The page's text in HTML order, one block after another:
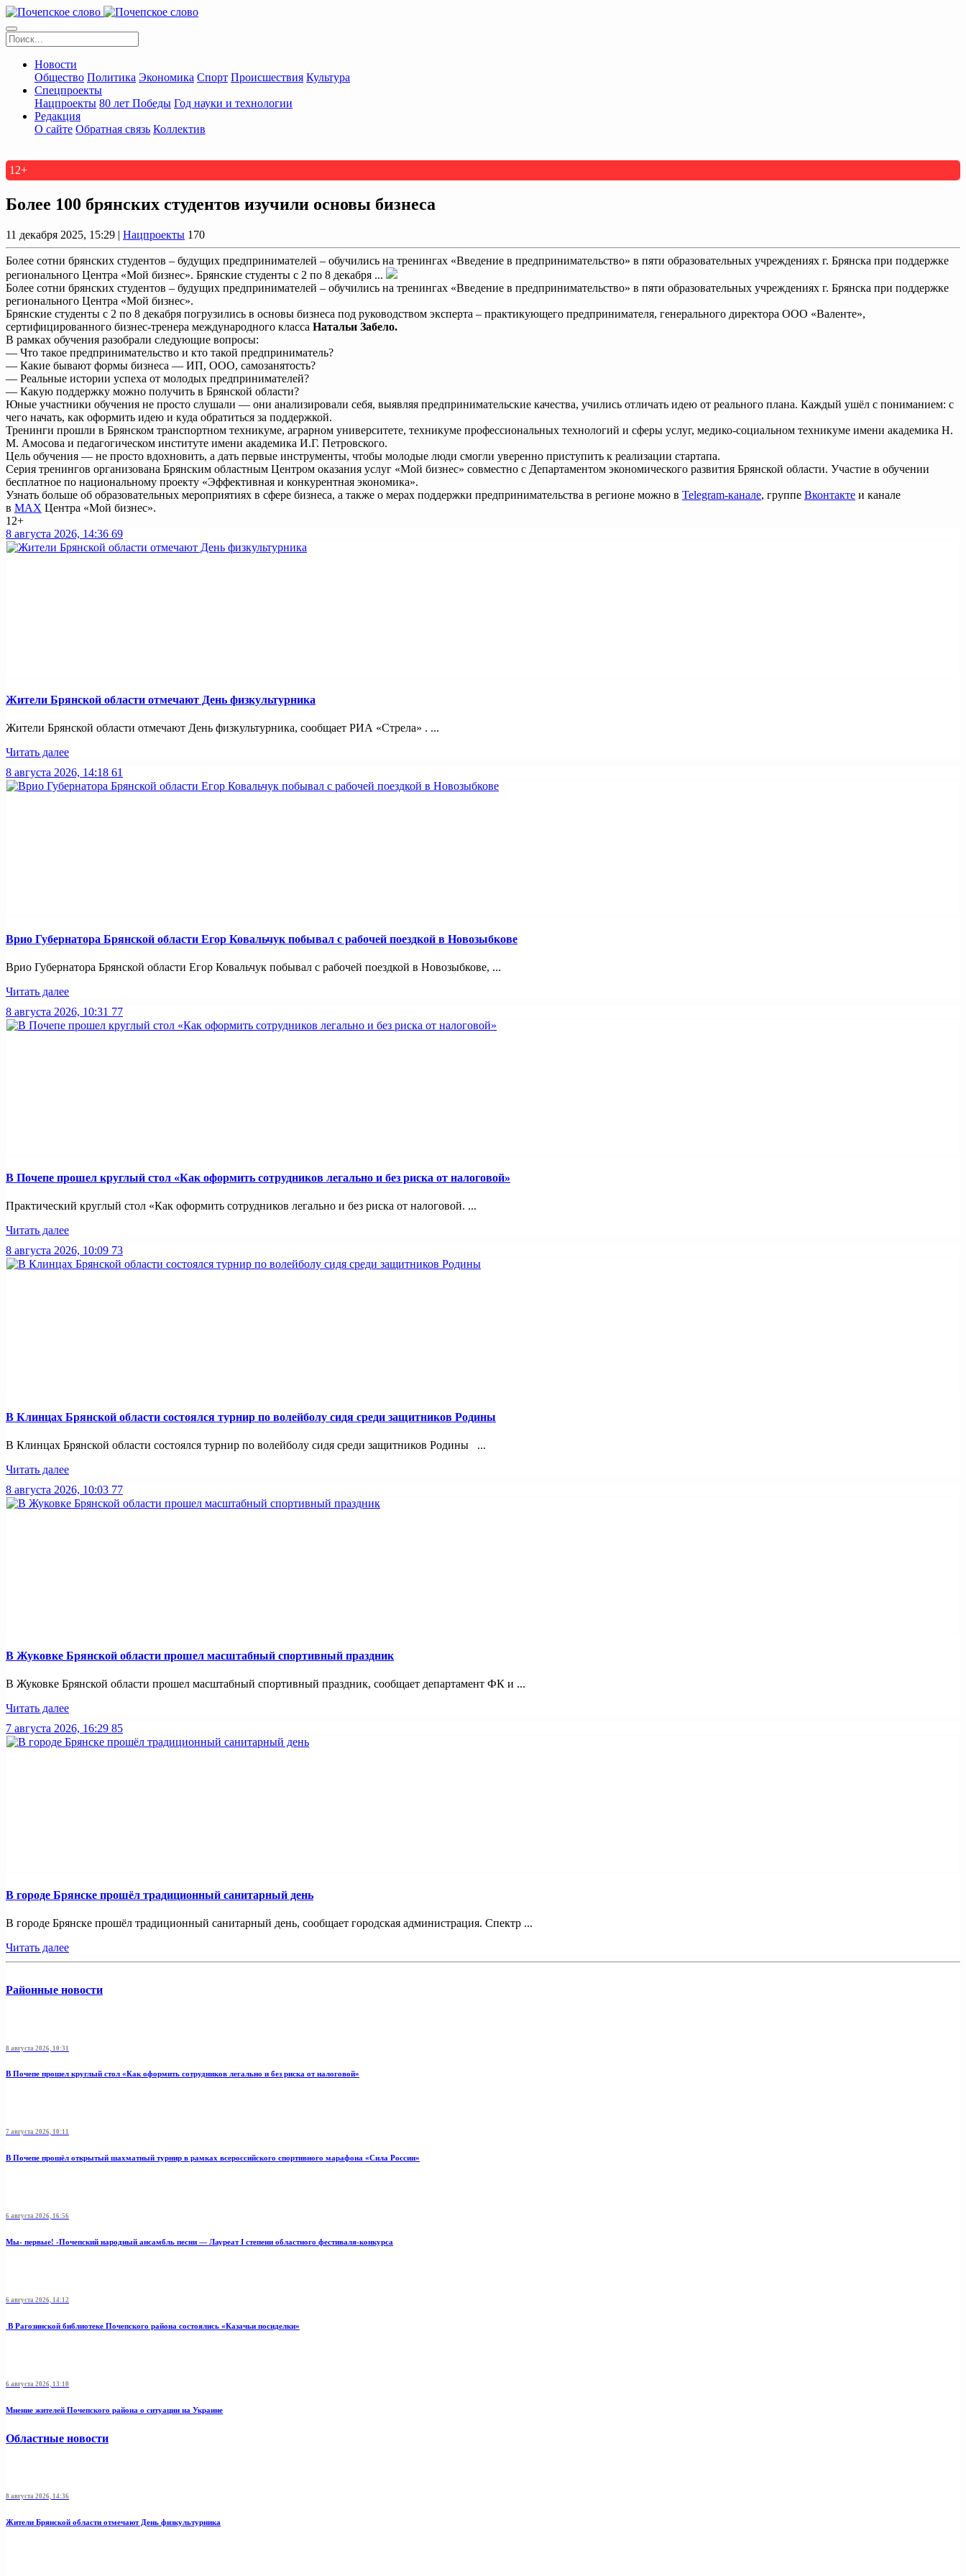
Новости
Общество Политика Экономика Спорт Происшествия Культура
Спецпроекты
Нацпроекты 80 лет Победы Год науки и технологии
Редакция
О сайте Обратная связь Коллектив
12+
Более 100 брянских студентов изучили основы бизнеса
11 декабря 2025, 15:29 | Нацпроекты 170
Более сотни брянских студентов – будущих предпринимателей – обучились на тренингах «Введение в предпринимательство» в пяти образовательных учреждениях г. Брянска при поддержке
регионального Центра «Мой бизнес». Брянские студенты с 2 по 8 декабря ...
Более сотни брянских студентов – будущих предпринимателей – обучились на тренингах «Введение в предпринимательство» в пяти образовательных учреждениях г. Брянска при поддержке
регионального Центра «Мой бизнес».
Брянские студенты с 2 по 8 декабря погрузились в основы бизнеса под руководством эксперта – практикующего предпринимателя, генерального директора ООО «Валенте»,
сертифицированного бизнес-тренера международного класса Натальи Забело.
В рамках обучения разобрали следующие вопросы:
— Что такое предпринимательство и кто такой предприниматель?
— Какие бывают формы бизнеса — ИП, ООО, самозанятость?
— Реальные истории успеха от молодых предпринимателей?
— Какую поддержку можно получить в Брянской области?
Юные участники обучения не просто слушали — они анализировали себя, выявляя предпринимательские качества, учились отличать идею от реального плана. Каждый ушёл с пониманием: с
чего начать, как оформить идею и куда обратиться за поддержкой.
Тренинги прошли в Брянском транспортном техникуме, аграрном университете, техникуме профессиональных технологий и сферы услуг, медико-социальном техникуме имени академика Н.
М. Амосова и педагогическом институте имени академика И.Г. Петровского.
Цель обучения — не просто вдохновить, а дать первые инструменты, чтобы молодые люди смогли уверенно приступить к реализации стартапа.
Серия тренингов организована Брянским областным Центром оказания услуг «Мой бизнес» совместно с Департаментом экономического развития Брянской области. Участие в обучении
бесплатное по национальному проекту «Эффективная и конкурентная экономика».
Узнать больше об образовательных мероприятиях в сфере бизнеса, а также о мерах поддержки предпринимательства в регионе можно в Telegram-канале, группе Вконтакте и канале
в МАХ Центра «Мой бизнес».
12+
8 августа 2026, 14:36 69
Жители Брянской области отмечают День физкультурника
Жители Брянской области отмечают День физкультурника, сообщает РИА «Стрела» . ...
Читать далее
8 августа 2026, 14:18 61
Врио Губернатора Брянской области Егор Ковальчук побывал с рабочей поездкой в Новозыбкове
Врио Губернатора Брянской области Егор Ковальчук побывал с рабочей поездкой в Новозыбкове, ...
Читать далее
8 августа 2026, 10:31 77
В Почепе прошел круглый стол «Как оформить сотрудников легально и без риска от налоговой»
Практический круглый стол «Как оформить сотрудников легально и без риска от налоговой. ...
Читать далее
8 августа 2026, 10:09 73
В Клинцах Брянской области состоялся турнир по волейболу сидя среди защитников Родины
В Клинцах Брянской области состоялся турнир по волейболу сидя среди защитников Родины ...
Читать далее
8 августа 2026, 10:03 77
В Жуковке Брянской области прошел масштабный спортивный праздник
В Жуковке Брянской области прошел масштабный спортивный праздник, сообщает департамент ФК и ...
Читать далее
7 августа 2026, 16:29 85
В городе Брянске прошёл традиционный санитарный день
В городе Брянске прошёл традиционный санитарный день, сообщает городская администрация. Спектр ...
Читать далее
Районные новости
8 августа 2026, 10:31
В Почепе прошел круглый стол «Как оформить сотрудников легально и без риска от налоговой»
7 августа 2026, 10:11
В Почепе прошёл открытый шахматный турнир в рамках всероссийского спортивного марафона «Сила России»
6 августа 2026, 16:56
Мы- первые! -Почепский народный ансамбль песни — Лауреат I степени областного фестиваля-конкурса
6 августа 2026, 14:12
В Рагозинской библиотеке Почепского района состоялись «Казачьи посиделки»
6 августа 2026, 13:10
Мнение жителей Почепского района о ситуации на Украине
Областные новости
8 августа 2026, 14:36
Жители Брянской области отмечают День физкультурника